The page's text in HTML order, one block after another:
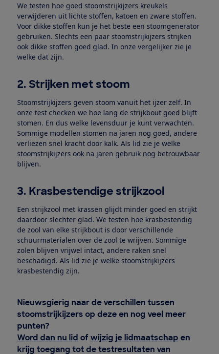
We testen hoe goed stoomstrijkijzers kreukels
verwijderen uit lichte stoffen, katoen en zware stoffen.
Voor dikke stoffen kun je het beste een stoomgenerator
gebruiken. Slechts een paar stoomstrijkijzers strijken
ook dikke stoffen goed glad. In onze vergelijker zie je
welke dat zijn.
2. Strijken met stoom
Stoomstrijkijzers geven stoom vanuit het ijzer zelf. In
onze test checken we hoe lang de strijkbout goed blijft
stomen. En dus welke levensduur je kunt verwachten.
Sommige modellen stomen na jaren nog goed, andere
verliezen snel kracht door kalk. Als lid zie je welke
stoomstrijkijzers ook na jaren gebruik nog betrouwbaar
blijven.
3. Krasbestendige strijkzool
Een strijkzool met krassen glijdt minder goed en strijkt
daardoor slechter glad. We testen hoe krasbestendig
de zool van elke strijkbout is door verschillende
schuurmaterialen over de zool te wrijven. Sommige
zolen blijven vrijwel intact, andere raken snel
beschadigd. Als lid zie je welke stoomstrijkijzers
krasbestendig zijn.
Nieuwsgierig naar de verschillen tussen
stoomstrijkijzers op deze en nog veel meer
punten?
Word dan nu lid of wijzig je lidmaatschap en
krijg toegang tot de testresultaten van